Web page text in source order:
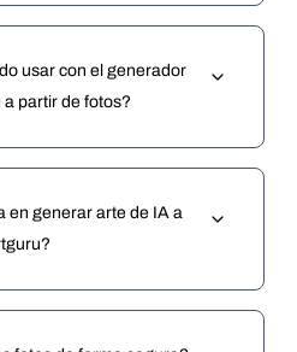
usar con el generador
partir de fotos?
en generar arte de IA a